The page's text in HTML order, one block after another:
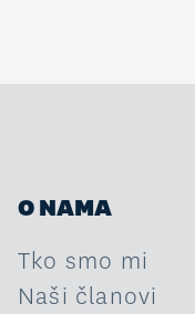
O NAMA
Tko smo mi
Naši članovi